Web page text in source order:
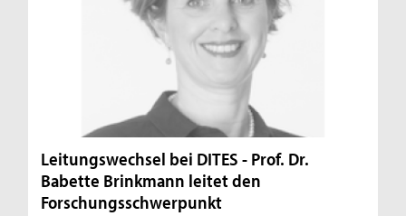
Leitungswechsel bei DITES - Prof. Dr.
Babette Brinkmann leitet den
Forschungsschwerpunkt